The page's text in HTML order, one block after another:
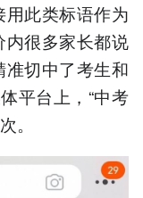
此类标语作为
内很多家长都说
准切中了考生和
平台上，“中考
。